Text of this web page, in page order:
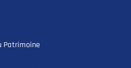
Patrimoine